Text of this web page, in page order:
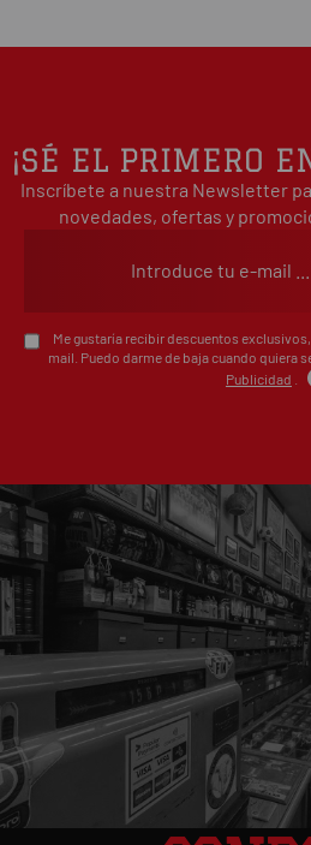
4
1
¡SÉ EL PRIMERO
Inscríbete a nuestra Newsletter
novedades, ofertas y
Me gustaría recibir descuentos
mail. Puedo darme de baja cuando quiera
Publicidad